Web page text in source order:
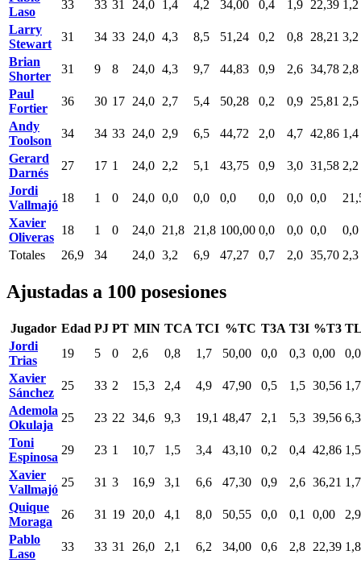
Laso
33 33 31 24,0 1,4 4,2 34,00 0,4 1,9 22,39 1,2
Larry
Stewart
31 34 33 24,0 4,3 8,5 51,24 0,2 0,8 28,21 3,2
Brian
Shorter
31 9 8 24,0 4,3 9,7 44,83 0,9 2,6 34,78 2,8
Paul
Fortier
36 30 17 24,0 2,7 5,4 50,28 0,2 0,9 25,81 2,5
Andy
Toolson
34 34 33 24,0 2,9 6,5 44,72 2,0 4,7 42,86 1,4
Gerard
Darnés
27 17 1 24,0 2,2 5,1 43,75 0,9 3,0 31,58 2,2
Jordi
Vallmajó
18 1 0 24,0 0,0 0,0 0,0 0,0 0,0 0,0
Xavier
Oliveras
18 1 0 24,0 21,8 21,8 100,00 0,0 0,0 0,0
0,0
Totales
26,9 34 24,0 3,2 6,9 47,27 0,7 2,0 35,70 2,3
Ajustadas a 100 posesiones
Jugador Edad PJ PT MIN TCA TCI %TC T3A T3I %T3
Jordi
Trias
19 5 0 2,6 0,8 1,7 50,00 0,0 0,3 0,00
0,0
Xavier
Sánchez
25 33 2 15,3 2,4 4,9 47,90 0,5 1,5 30,56 1,7
Ademola
Okulaja
25 23 22 34,6 9,3 19,1 48,47 2,1 5,3 39,56 6,3
Toni
Espinosa
29 23 1 10,7 1,5 3,4 43,10 0,2 0,4 42,86 1,5
Xavier
Vallmajó
25 31 3 16,9 3,1 6,6 47,30 0,9 2,6 36,21 1,7
Quique
Moraga
26 31 19 20,0 4,1 8,0 50,55 0,0 0,1 0,00
2,9
Pablo
Laso
33 33 31 26,0 2,1 6,2 34,00 0,6 2,8 22,39 1,8